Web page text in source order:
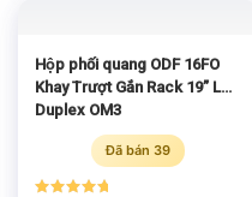
Hộp phối quang ODF 16FO
Khay Trượt Gắn Rack 19” LC
Duplex OM3
Đã bán 39